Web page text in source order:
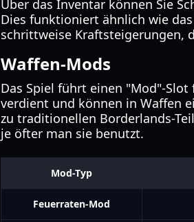
Über das Inventar können Sie
Dies funktioniert ähnlich wie
schrittweise Kraftsteigerungen,
Waffen-Mods
Das Spiel führt einen "Mod"-
verdient und können in Waffen
zu traditionellen Borderlands-
je öfter man sie benutzt.
Mod-Typ
Feuerraten-Mod